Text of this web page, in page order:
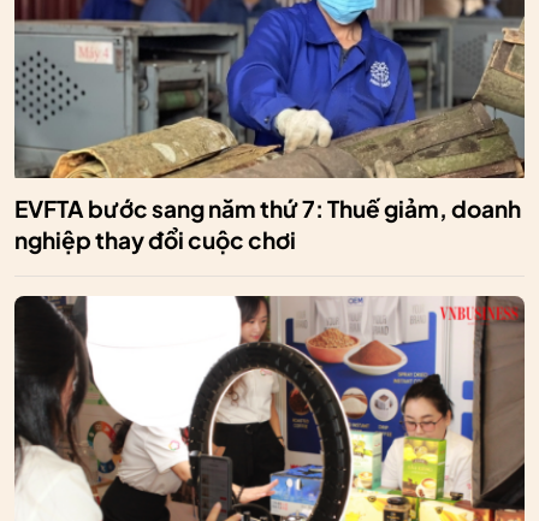
EVFTA bước sang năm thứ 7: Thuế giảm, doanh
nghiệp thay đổi cuộc chơi